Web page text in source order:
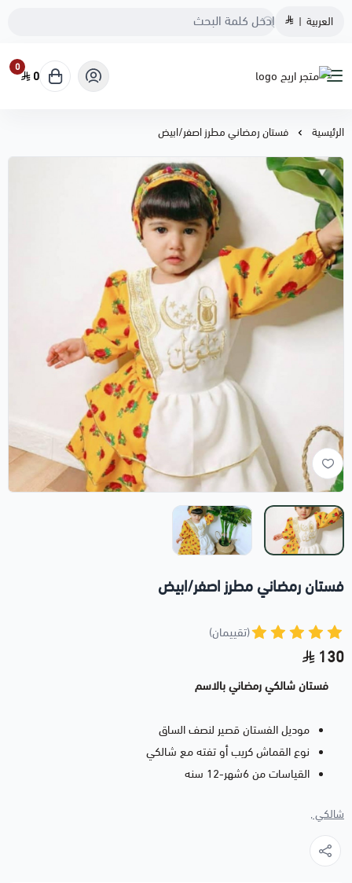
العربية |
متجر اريج
0
0
الرئيسية فستان رمضاني مطرز اصفر/ابيض
فستان رمضاني مطرز اصفر/ابيض
(تقييمان)
130
فستان شالكي رمضاني بالاسم
موديل الفستان قصير لنصف الساق
نوع القماش كريب أو تفته مع شالكي
القياسات من 6شهر-12 سنه
شالكي ,